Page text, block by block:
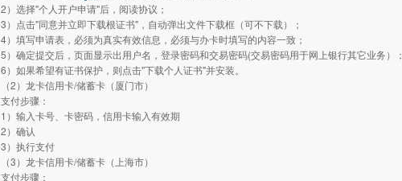
2）选择"个人开户申请"后，阅读协议；
3）点击"同意并立即下载根证书"，自动弹出文件下载框（可不下载）；
4）填写申请表，必须为真实有效信息，必须与办卡时填写的内容一致；
5）确定提交后，页面显示出用户名，登录密码和交易密码(交易密码用于网上银行其它业务）；
6）如果希望有证书保护，则点击"下载个人证书"并安装。
（2）龙卡信用卡/储蓄卡（厦门市）
支付步骤：
1）输入卡号、卡密码，信用卡输入有效期
2）确认
3）执行支付
（3）龙卡信用卡/储蓄卡（上海市）
支付步骤：